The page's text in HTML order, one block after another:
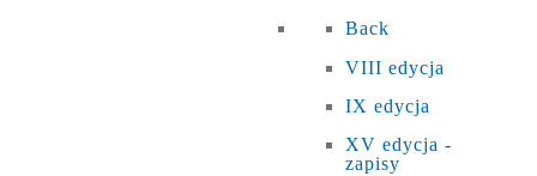
Back
VIII edycja
IX edycja
XV edycja -
zapisy